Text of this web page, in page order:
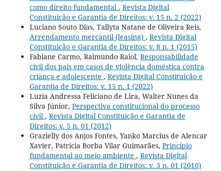
como direito fundamental , Revista Digital
Constituição e Garantia de Direitos: v. 15 n. 2 (2022)
Luciano Souto Dias, Tallyta Natane de Oliveira Reis,
Arrendamento mercantil (leasing) , Revista Digital
Constituição e Garantia de Direitos: v. 8 n. 1 (2015)
Fabiane Carmo, Raimundo Raiol, Responsabilidade
civil dos pais em casos de violência doméstica contra
criança e adolescente , Revista Digital Constituição e
Garantia de Direitos: v. 15 n. 1 (2022)
Luzia Andressa Feliciano de Lira, Walter Nunes da
Silva Júnior, Perspectiva constitucional do processo
civil , Revista Digital Constituição e Garantia de
Direitos: v. 5 n. 01 (2012)
Grazielly dos Anjos Fontes, Yanko Marcius de Alencar
Xavier, Patrícia Borba Vilar Guimarães, Princípio
fundamental ao meio ambiente , Revista Digital
Constituição e Garantia de Direitos: v. 3 n. 01 (2010)